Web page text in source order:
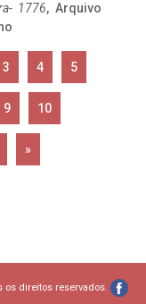
1776, Arquivo
3 4 5
9 10
»
os direitos reservados.